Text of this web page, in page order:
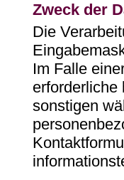
Zweck der
Die
Im Falle
erforderliche
sonstigen